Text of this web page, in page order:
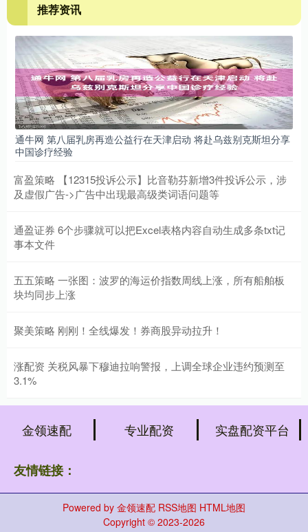
推荐资讯
通牛网 第八届乳房再造公益行在天津启动 将赴乌兹别克斯坦分享
中国诊疗经验
富盈策略 【12315投诉公示】比音勒芬新增3件投诉公示，涉
及虚假广告->广告中出现最高级类词语问题等
通盈证券 6个步骤就可以把Excel表格内容自动生成多条txt记
事本文件
五五策略 一张图：波罗的海运价指数周线上涨，所有船舶板
块均同步上涨
聚美策略 刚刚！全线爆发！券商股异动拉升！
涨配资 关税风暴下穆迪拉响警报，上调全球企业违约预测至
3.1%
金领速配 专业配资 实盘配资平台
友情链接：
Powered by 金领速配 RSS地图 HTML地图
Copyright © 2023-2026